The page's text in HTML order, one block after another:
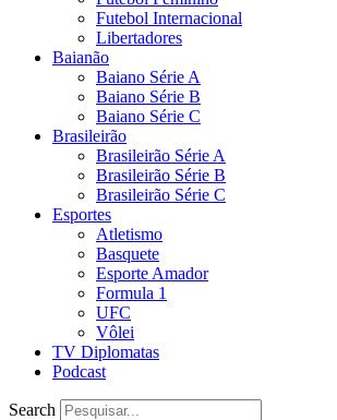
Futebol Internacional
Libertadores
Baianão
Baiano Série A
Baiano Série B
Baiano Série C
Brasileirão
Brasileirão Série A
Brasileirão Série B
Brasileirão Série C
Esportes
Atletismo
Basquete
Esporte Amador
Formula 1
UFC
Vôlei
TV Diplomatas
Podcast
Search